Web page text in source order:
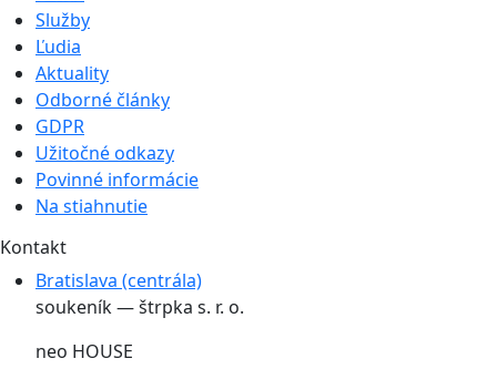
Služby
Ľudia
Aktuality
Odborné články
GDPR
Užitočné odkazy
Povinné informácie
Na stiahnutie
Kontakt
Bratislava (centrála)
soukeník — štrpka s. r. o.
neo HOUSE